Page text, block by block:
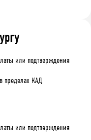
или подтверждения
пределах КАД
или подтверждения